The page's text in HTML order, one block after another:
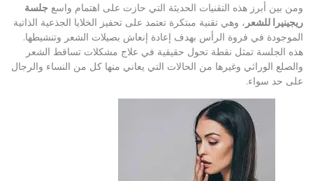
ومن بين أبرز هذه التقنيات الحديثة التي حازت على اهتمام واسع جلسة
ريجينيرا للشعر ، وهي تقنية مبتكرة تعتمد على تحفيز الخلايا الجذعية الذاتية
الموجودة في فروة الرأس بهدف إعادة إنعاش بصيلات الشعر وتنشيطها.
هذه الجلسة تمثل نقطة تحول حقيقية في علاج مشكلات تساقط الشعر
والصلع الوراثي وغيرها من الحالات التي يعاني منها كل من النساء والرجال
على حد سواء.